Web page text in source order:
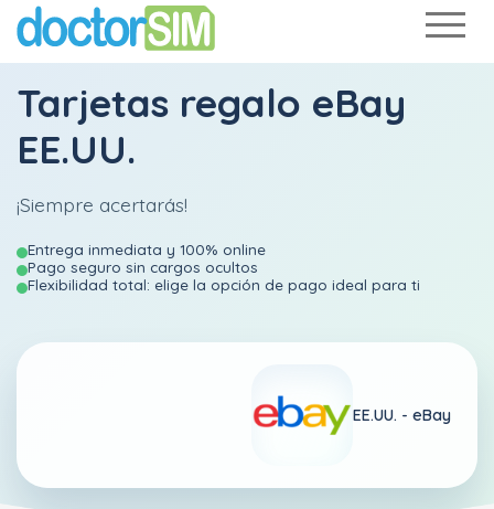
Tarjetas regalo eBay
EE.UU.
¡Siempre acertarás!
Entrega inmediata y 100% online
Pago seguro sin cargos ocultos
Flexibilidad total: elige la opción de pago ideal para ti
EE.UU. - eBay